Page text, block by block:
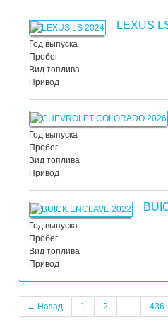
LEXUS
Год выпуска
Пробег
Вид топлива
Привод
Год выпуска
Пробег
Вид топлива
Привод
Год выпуска
Пробег
Вид топлива
Привод
← Назад 1 2 ... 436